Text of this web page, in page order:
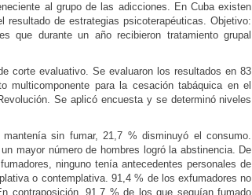
al grupo de las adicciones. En Cuba existen
resultado de estrategias psicoterapéuticas. Objetivo:
que durante un año recibieron tratamiento grupal
corte evaluativo. Se evaluaron los resultados en 83
multicomponente para la cesación tabáquica en el
Se aplicó encuesta y se determinó niveles
sin fumar, 21,7 % disminuyó el consumo.
mayor número de hombres logró la abstinencia. De
ninguno tenía antecedentes personales de
o contemplativa. 91,4 % de los exfumadores no
contraposición, 91,7 % de los que seguían fumado